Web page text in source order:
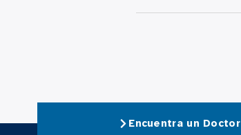
Encuentra un Doctor